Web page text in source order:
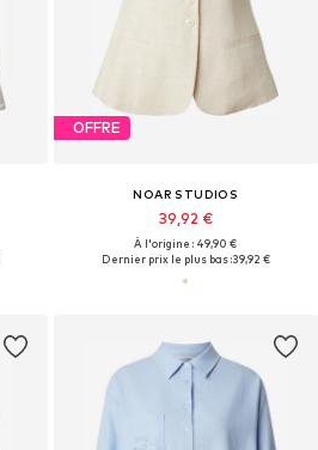
OFFRE
NOAR STUDIOS
39,92 €
À l'origine : 49,90 €
Dernier prix le plus bas :39,92 €